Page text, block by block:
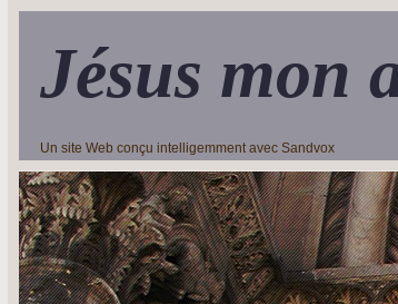
Jésus mon
Un site Web conçu intelligemment avec Sandvox